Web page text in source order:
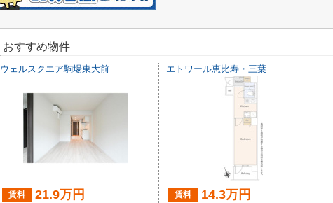
おすすめ物件
ウェルスクエア駒場東大前
賃料 21.9万円
エトワール恵比寿・三葉
賃料 14.3万円